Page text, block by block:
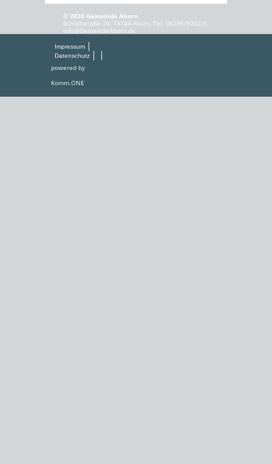
© 2026 Gemeinde Ahorn
Schloßstraße 24, 74744 Ahorn, Tel. 06296/9202-0,
info@GemeindeAhorn.de
Impressum
Datenschutz
powered by
Komm.ONE